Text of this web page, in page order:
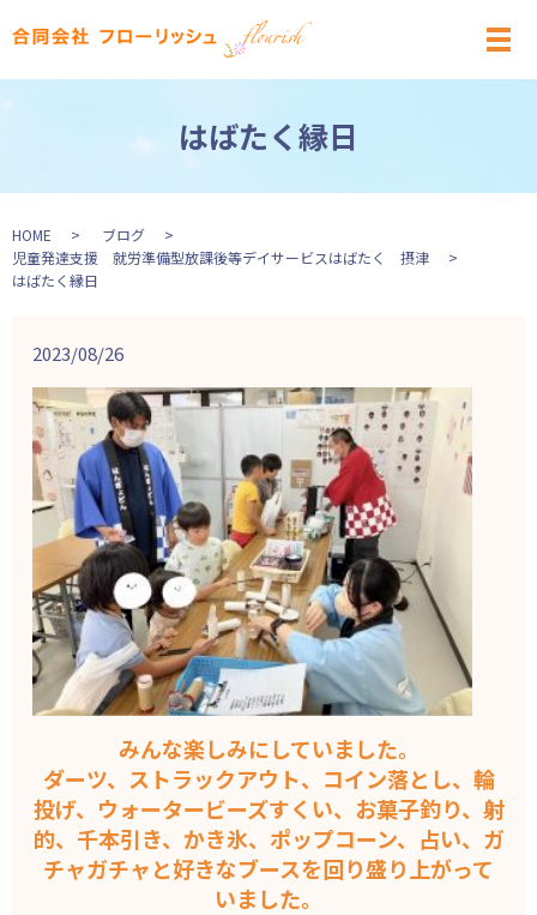
メ
はばたく縁日
HOME
ブログ
児童発達支援 就労準備型放課後等デイサービスはばたく 摂津
はばたく縁日
2023/08/26
みんな楽しみにしていました。
ダーツ、ストラックアウト、コイン落とし、輪
投げ、ウォータービーズすくい、お菓子釣り、射
的、千本引き、かき氷、ポップコーン、占い、ガ
チャガチャと好きなブースを回り盛り上がって
いました。